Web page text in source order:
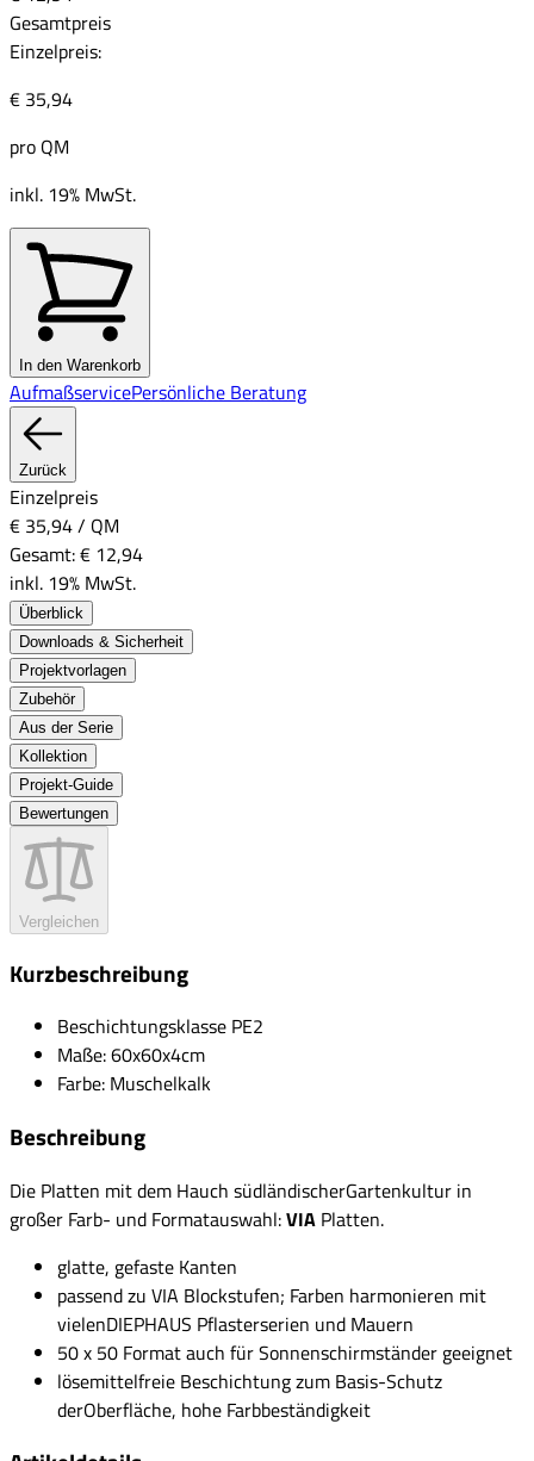
Gesamtpreis
Einzelpreis:
€ 35,94
pro QM
inkl. 19% MwSt.
In den Warenkorb
AufmaßservicePersönliche Beratung
Zurück
Einzelpreis
€ 35,94/ QM
Gesamt:€ 12,94
inkl. 19% MwSt.
Überblick
Downloads & Sicherheit
Projektvorlagen
Zubehör
Aus der Serie
Kollektion
Projekt-Guide
Bewertungen
Vergleichen
Kurzbeschreibung
Beschichtungsklasse PE2
Maße: 60x60x4cm
Farbe: Muschelkalk
Beschreibung
Die Platten mit dem Hauch südländischerGartenkultur in
großer Farb- und Formatauswahl:VIA Platten.
glatte, gefaste Kanten
passend zu VIA Blockstufen; Farben harmonieren mit
vielenDIEPHAUS Pflasterserien und Mauern
50 x 50 Format auch für Sonnenschirmständer geeignet
lösemittelfreie Beschichtung zum Basis-Schutz
derOberfläche, hohe Farbbeständigkeit